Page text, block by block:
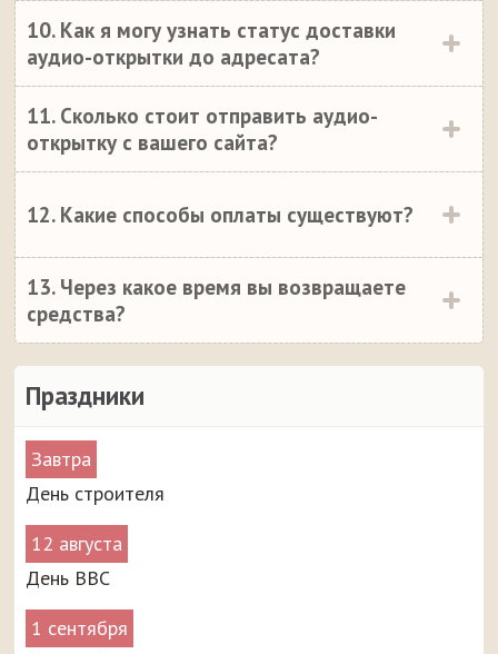
Праздники
Завтра
День строителя
12 августа
День ВВС
1 сентября
10. Как я могу узнать статус доставки
аудио-открытки до адресата?
11. Сколько стоит отправить аудио-
открытку с вашего сайта?
12. Какие способы оплаты существуют?
13. Через какое время вы возвращаете
средства?